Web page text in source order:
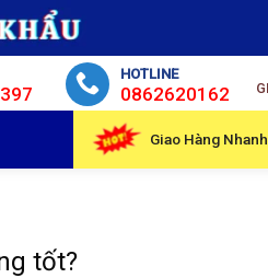
HOTLINE
0862620162
Giao Hàng
tốt?